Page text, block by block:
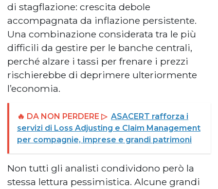
di stagflazione: crescita debole
accompagnata da inflazione persistente.
Una combinazione considerata tra le più
difficili da gestire per le banche centrali,
perché alzare i tassi per frenare i prezzi
rischierebbe di deprimere ulteriormente
l’economia.
🔥 DA NON PERDERE ▷ ASACERT rafforza i
servizi di Loss Adjusting e Claim Management
per compagnie, imprese e grandi patrimoni
Non tutti gli analisti condividono però la
stessa lettura pessimistica. Alcune grandi